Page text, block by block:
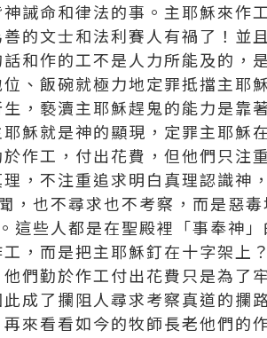
誡命和律法的事。主耶穌來作
的文士和法利賽人有禍了！並
和作的工不是人力所能及的，
、飯碗就極力地定罪抵擋主耶
，褻瀆主耶穌趕鬼的能力是靠
穌就是神的顯現，定罪主耶穌
作工，付出花費，但他們只注
，不注重追求明白真理認識神
也不尋求也不考察，而是惡毒
些人都是在聖殿裡「事奉神」
，而是把主耶穌釘在十字架上
們勤於作工付出花費只是為了
成了攔阻人尋求考察真道的攔
來看看如今的牧師長老他們的